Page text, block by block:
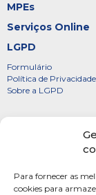
Para fornecer as
cookies para
MPEs
Serviços Online
LGPD
Formulário
Política de
Sobre a LGPD
Diretoria